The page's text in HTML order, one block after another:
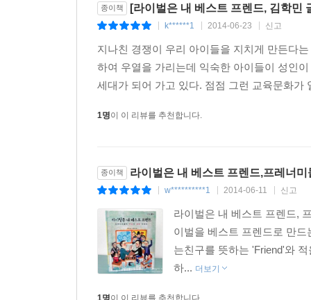
무대를 선보여 온 두 사람은 사실 한 무대에 서지
경험을 하게 됐는데요, 과연 어떤 일일까요?
3 디자인 경쟁 뒤 자존심 대결
패션 디자이너 코코 샤넬 : 엘사 스키아파렐리
달랐던 ‘스타일’처럼 끝내 다른 길을 걷게 됩니
4 경쟁심 너머의 존경심
야구 선수 최동원 : 선동열
1982년 한국 프로 야구 개막 이래, 최고의 투수
선수의 대결을 바라는 야구팬들이 많았는데요,
있는 걸까요? 지금 바로 그 흥미진진한 대결을 살
종이책 [라이벌은 내 베스트 프렌드, 김학민
k******1 2014-06-23 신고
지나친 경쟁이 우리 아이들을 지치게 만든다
하여 우열을 가리는데 익숙한 아이들이 성인
세대가 되어 가고 있다. 점점 그런 교육문화
1명이 이 리뷰를 추천합니다.
종이책 라이벌은 내 베스트 프렌드,프레너
w**********1 2014-06-11 신고
라이벌은 내 베스트 프렌드,
이벌을 베스트 프렌드로 만
는친구를 뜻하는 'Friend'와
하... 더보기
1명이 이 리뷰를 추천합니다.